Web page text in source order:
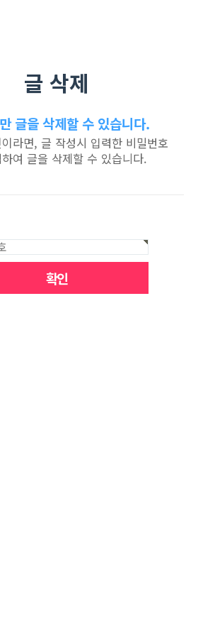
글 삭제
글을 삭제할 수 있습니다.
라면, 글 작성시 입력한 비밀번호
여 글을 삭제할 수 있습니다.